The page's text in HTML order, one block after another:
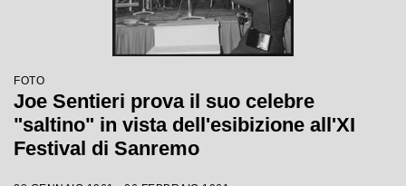
FOTO
Joe Sentieri prova il suo celebre
"saltino" in vista dell'esibizione all'XI
Festival di Sanremo